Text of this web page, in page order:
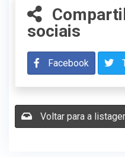
sociais
Facebook
Voltar para a